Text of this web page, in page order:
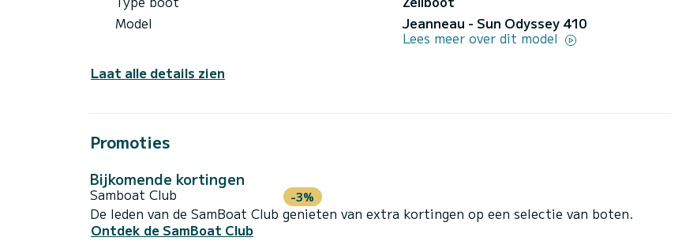
Model
Jeanneau - Sun Odyssey 410
Lees meer over dit model
Laat alle details zien
Promoties
Bijkomende kortingen
Samboat Club -3%
De leden van de SamBoat Club genieten van extra kortingen op een selectie van boten.
Ontdek de SamBoat Club